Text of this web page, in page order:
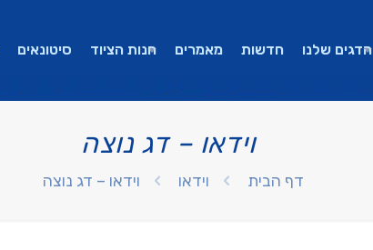
הדגים שלנו חדשות מאמרים חנות הציוד סיטונאים
וידאו – דג נוצה
דף הבית וידאו וידאו – דג נוצה